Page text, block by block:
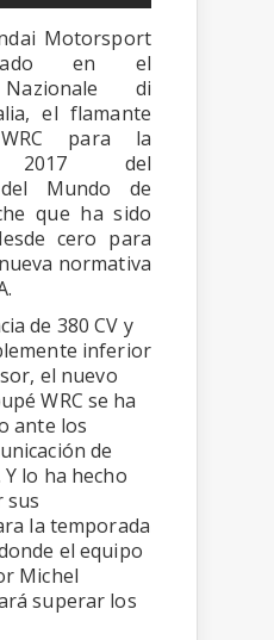
Motorsport
en el
di
el flamante
para la
2017 del
Mundo de
que ha sido
cero para
normativa
de 380 CV y
inferior
el nuevo
WRC se ha
ante los
de
lo ha hecho
sus
la temporada
el equipo
Michel
superar los